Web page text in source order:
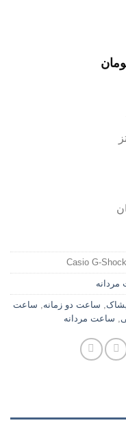
Casio G-
, ساعت دو زمانه, ساعت
, ساعت مردانه